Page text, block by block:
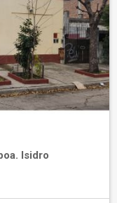
Isidro